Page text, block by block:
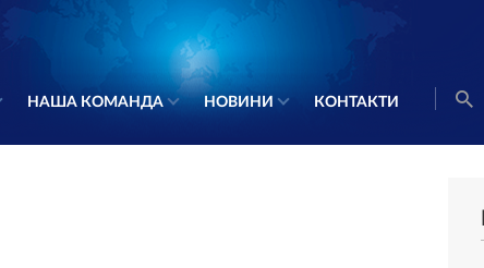
НАША КОМАНДА НОВИНИ КОНТАКТИ